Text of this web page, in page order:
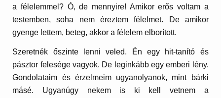
a félelemmel? Ó, de mennyire! Amikor erős voltam a
testemben, soha nem éreztem félelmet. De amikor
gyenge lettem, beteg, akkor a félelem elborított.
Szeretnék őszinte lenni veled. Én egy hit-tanító és
pásztor felesége vagyok. De leginkább egy emberi lény.
Gondolataim és érzelmeim ugyanolyanok, mint bárki
másé. Ugyanúgy nekem is ki kell vetnem a